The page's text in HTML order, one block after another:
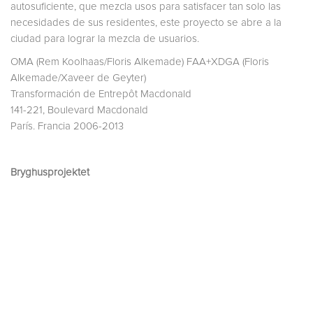
autosuficiente, que mezcla usos para satisfacer tan solo las
necesidades de sus residentes, este proyecto se abre a la
ciudad para lograr la mezcla de usuarios.
OMA (Rem Koolhaas/Floris Alkemade) FAA+XDGA (Floris
Alkemade/Xaveer de Geyter)
Transformación de Entrepôt Macdonald
141-221, Boulevard Macdonald
París. Francia 2006-2013
Bryghusprojektet